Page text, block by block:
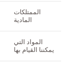
الممتلكات
المادية
المواد التي
يمكننا القيام بها